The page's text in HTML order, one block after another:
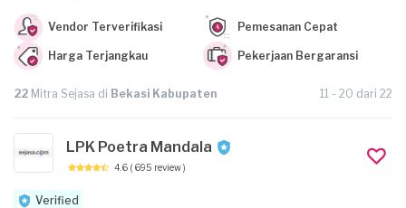
Vendor Terverifikasi Pemesanan Cepat
Harga Terjangkau Pekerjaan Bergaransi
22 Mitra Sejasa di Bekasi Kabupaten 11 - 20 dari 22
LPK Poetra Mandala
4.6 ( 695 review )
Verified